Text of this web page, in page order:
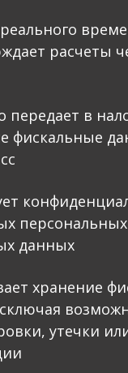
расчеты
передает в
фискальные
данных
хранение
утечки